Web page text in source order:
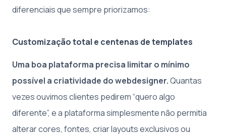
diferenciais que sempre priorizamos:
Customização total e centenas de templates
Uma boa plataforma precisa limitar o mínimo
possível a criatividade do webdesigner.Quantas
vezes ouvimos clientes pedirem “quero algo
diferente”, e a plataforma simplesmente não permitia
alterar cores, fontes, criar layouts exclusivos ou